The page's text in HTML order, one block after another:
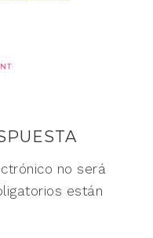
no será
están